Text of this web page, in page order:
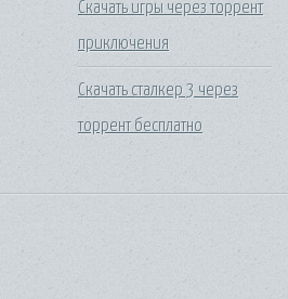
Скачать игры через торрент
приключения
Скачать сталкер 3 через
торрент бесплатно